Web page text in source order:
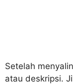
Setelah
atau deskripsi.